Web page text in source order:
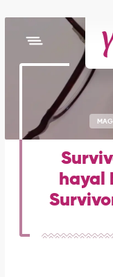
hayal